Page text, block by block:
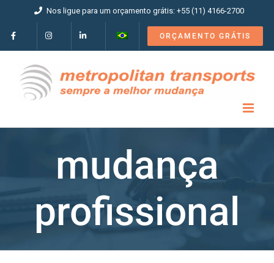
conteúdo
Nos ligue para um orçamento grátis: +55 (11) 4166-2700
ORÇAMENTO GRÁTIS
mudança
profissional